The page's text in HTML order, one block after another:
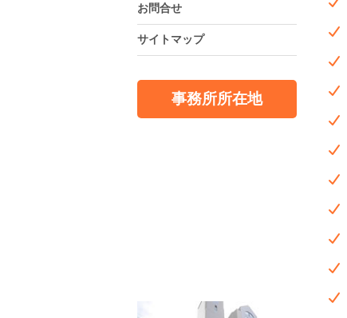
お問合せ
サイトマップ
事務所所在地